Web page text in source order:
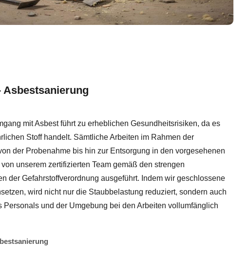
Asbestsanierung
mit Asbest führt zu erheblichen Gesundheitsrisiken, da es
Stoff handelt. Sämtliche Arbeiten im Rahmen der
der Probenahme bis hin zur Entsorgung in den vorgesehenen
unserem zertifizierten Team gemäß den strengen
der Gefahrstoffverordnung ausgeführt. Indem wir geschlossene
wird nicht nur die Staubbelastung reduziert, sondern auch
Personals und der Umgebung bei den Arbeiten vollumfänglich